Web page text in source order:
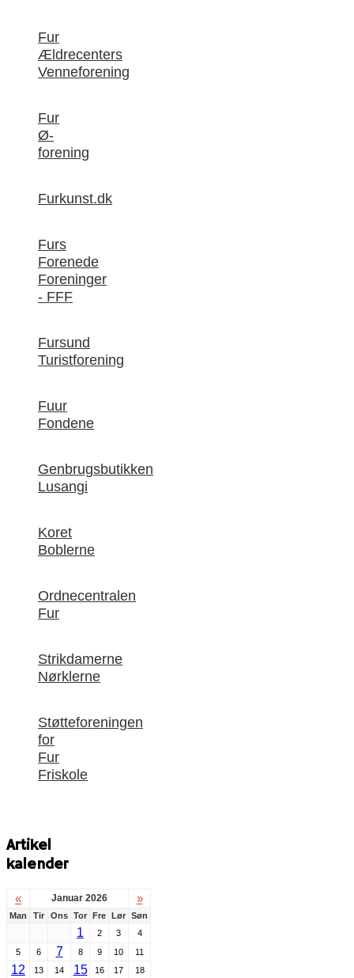
Fur
Ældrecenters
Venneforening
Fur
Ø-
forening
Furkunst.dk
Furs
Forenede
Foreninger
- FFF
Fursund
Turistforening
Fuur
Fondene
Genbrugsbutikken
Lusangi
Koret
Boblerne
Ordnecentralen
Fur
Strikdamerne
Nørklerne
Støtteforeningen
for
Fur
Friskole
Artikel
kalender
« Januar 2026 »
Man Tir Ons Tor Fre Lør Søn
1 2 3
4
5
6 7 8 9 10 11
12 13 14 15 16 17
18